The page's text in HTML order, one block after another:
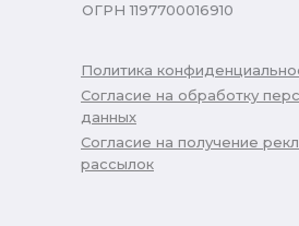
ОГРН 1197700016910
Политика
Согласие на обработку
данных
Согласие на получение
рассылок